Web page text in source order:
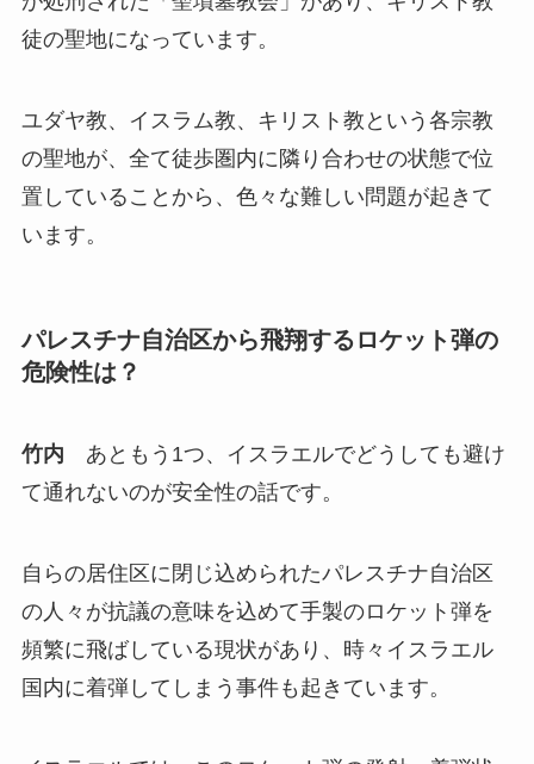
徒の聖地になっています。
ユダヤ教、イスラム教、キリスト教という各宗教
の聖地が、全て徒歩圏内に隣り合わせの状態で位
置していることから、色々な難しい問題が起きて
います。
パレスチナ自治区から飛翔するロケット弾の
危険性は？
竹内 あともう1つ、イスラエルでどうしても避け
て通れないのが安全性の話です。
自らの居住区に閉じ込められたパレスチナ自治区
の人々が抗議の意味を込めて手製のロケット弾を
頻繁に飛ばしている現状があり、時々イスラエル
国内に着弾してしまう事件も起きています。